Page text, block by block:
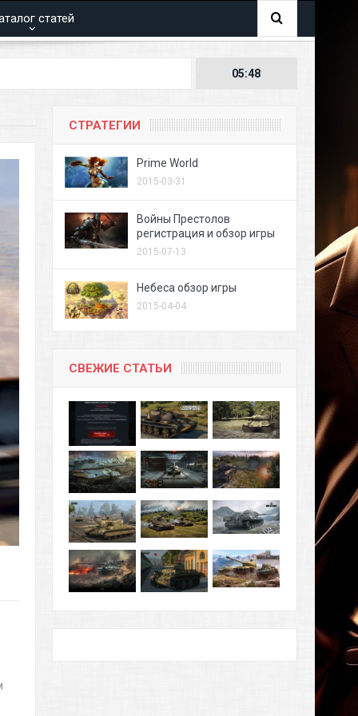
статей
05:48
СТРАТЕГИИ
Prime World
2015-03-31
Войны Престолов
регистрация и обзор игры
2015-07-13
Небеса обзор игры
2015-04-04
СВЕЖИЕ СТАТЬИ